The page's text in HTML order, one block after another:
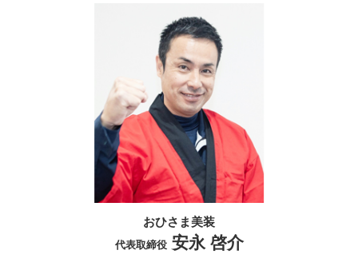
おひさま美装
代表取締役安永 啓介